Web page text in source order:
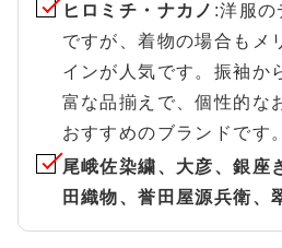
ヒロミチ・ナカノ :洋服の
ですが、着物の場合もメ
インが人気です。振袖か
富な品揃えで、個性的な
おすすめのブランドです。
尾峨佐染繍、大彦、銀座
田織物、誉田屋源兵衛、